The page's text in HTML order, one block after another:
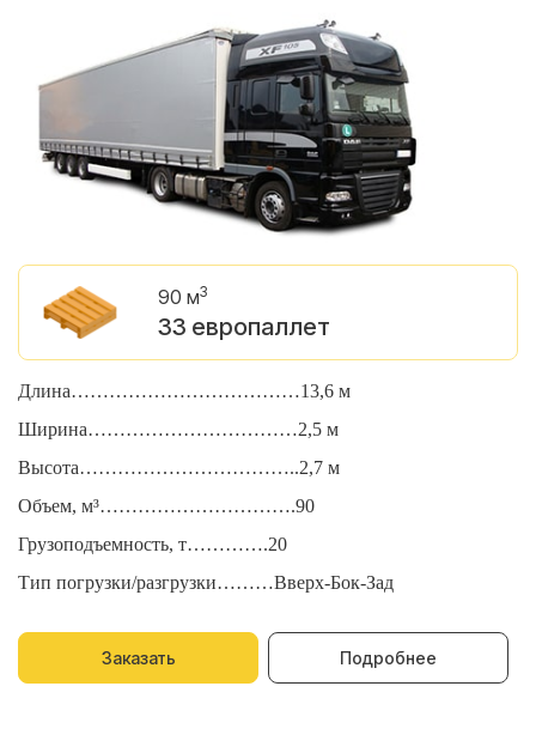
90 м3
33 европаллет
Длина………………………………13,6 м
Ширина……………………………2,5 м
Высота……………………………..2,7 м
Объем, м³………………………….90
Грузоподъемность, т………….20
Тип погрузки/разгрузки………Вверх-Бок-Зад
Заказать Подробнее